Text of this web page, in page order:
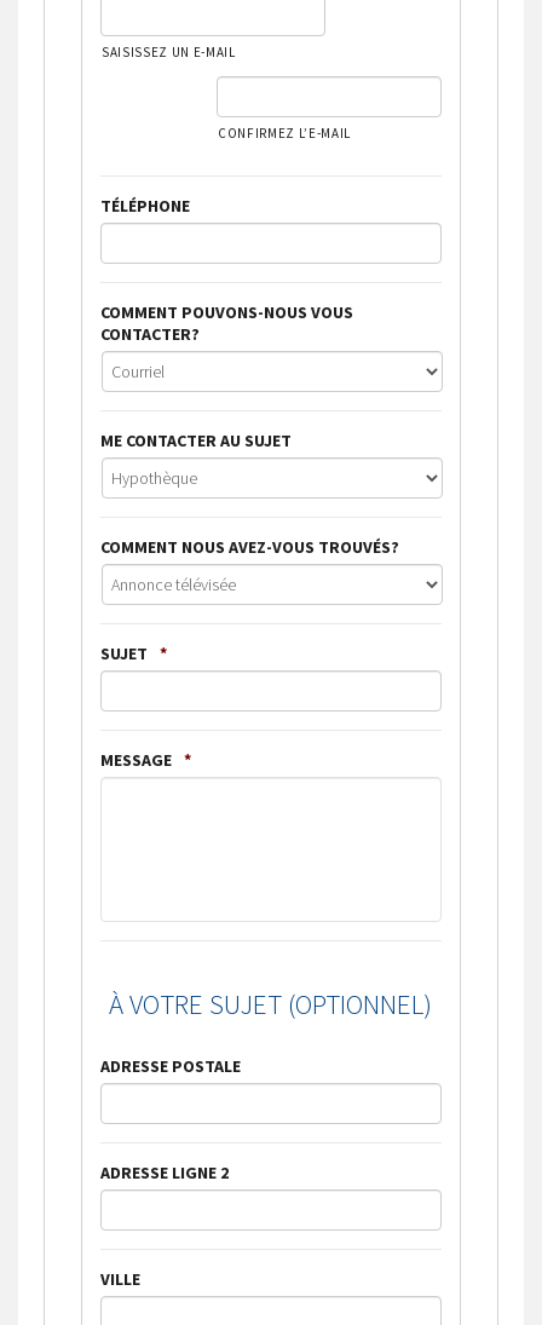
SAISISSEZ UN E-MAIL
CONFIRMEZ L’E-MAIL
TÉLÉPHONE
COMMENT POUVONS-NOUS VOUS
CONTACTER?
ME CONTACTER AU SUJET
COMMENT NOUS AVEZ-VOUS TROUVÉS?
SUJET *
MESSAGE *
À VOTRE SUJET (OPTIONNEL)
ADRESSE POSTALE
ADRESSE LIGNE 2
VILLE